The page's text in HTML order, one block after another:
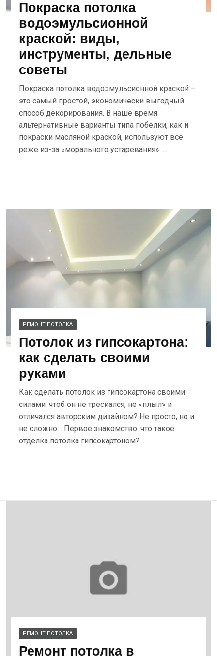
Покраска потолка
водоэмульсионной
краской: виды,
инструменты, дельные
советы
Покраска потолка водоэмульсионной краской –
это самый простой, экономически выгодный
способ декорирования. В наше время
альтернативные варианты типа побелки, как и
покраски масляной краской, используют все
реже из-за «морального устаревания»…..
РЕМОНТ ПОТОЛКА
Потолок из гипсокартона:
как сделать своими
руками
Как сделать потолок из гипсокартона своими
силами, чтоб он не трескался, не «плыл» и
отличался авторским дизайном? Не просто, но и
не сложно… Первое знакомство: что такое
отделка потолка гипсокартоном?….
РЕМОНТ ПОТОЛКА
Ремонт потолка в